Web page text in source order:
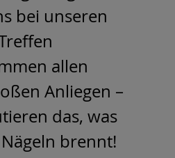
bei unseren
allen
Anliegen –
das, was
brennt!